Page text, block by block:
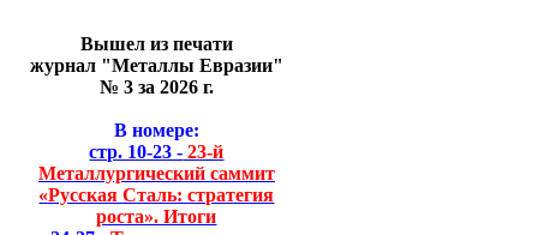
Вышел из печати
журнал "Металлы Евразии"
№ 3 за 2026 г.
В номере:
стр. 10-23 - 23-й
Металлургический саммит
«Русская Сталь: стратегия
роста». Итоги